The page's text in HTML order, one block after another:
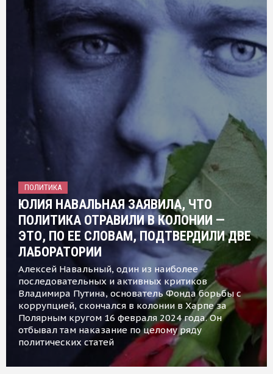
ПОЛИТИКА
ЮЛИЯ НАВАЛЬНАЯ ЗАЯВИЛА, ЧТО
ПОЛИТИКА ОТРАВИЛИ В КОЛОНИИ —
ЭТО, ПО ЕЕ СЛОВАМ, ПОДТВЕРДИЛИ ДВЕ
ЛАБОРАТОРИИ
Алексей Навальный, один из наиболее
последовательных и активных критиков
Владимира Путина, основатель Фонда борьбы с
коррупцией, скончался в колонии в Харпе за
Полярным кругом 16 февраля 2024 года. Он
отбывал там наказание по целому ряду
политических статей